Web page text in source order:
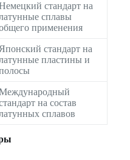
стандарт на
сплавы
применения
Японский стандарт на
пластины и
на состав
сплавов